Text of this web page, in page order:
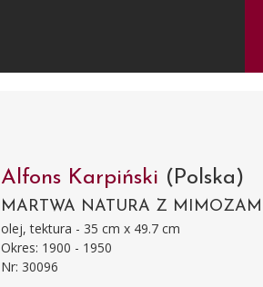
Alfons Karpiński (Polska)
MARTWA NATURA Z
olej, tektura - 35 cm x 49.7 cm
Okres: 1900 - 1950
Nr: 30096